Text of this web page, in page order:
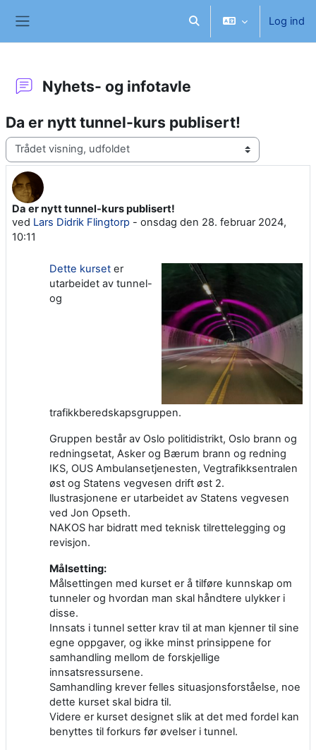
Skift søgeindput Log ind
Nyhets- og infotavle
Da er nytt tunnel-kurs publisert!
Visningsform
Da er nytt tunnel-kurs publisert!
ved Lars Didrik Flingtorp - onsdag den 28. februar 2024,
10:11
Antal besvarelser: 0
Dette kurset er
utarbeidet av tunnel-
og
trafikkberedskapsgruppen.
Gruppen består av Oslo politidistrikt, Oslo brann og
redningsetat, Asker og Bærum brann og redning
IKS, OUS Ambulansetjenesten, Vegtrafikksentralen
øst og Statens vegvesen drift øst 2.
llustrasjonene er utarbeidet av Statens vegvesen
ved Jon Opseth.
NAKOS har bidratt med teknisk tilrettelegging og
revisjon.
Målsetting:
Målsettingen med kurset er å tilføre kunnskap om
tunneler og hvordan man skal håndtere ulykker i
disse.
Innsats i tunnel setter krav til at man kjenner til sine
egne oppgaver, og ikke minst prinsippene for
samhandling mellom de forskjellige
innsatsressursene.
Samhandling krever felles situasjonsforståelse, noe
dette kurset skal bidra til.
Videre er kurset designet slik at det med fordel kan
benyttes til forkurs før øvelser i tunnel.